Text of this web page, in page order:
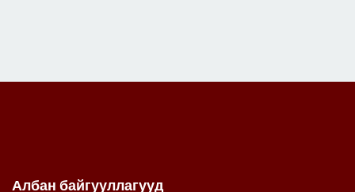
Албан байгууллагууд